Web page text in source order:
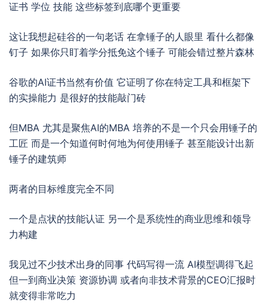
证书 学位 技能 这些标签到底哪个更重要
这让我想起硅谷的一句老话 在拿锤子的人眼里 看什么都像
钉子 如果你只盯着学分抵免这个锤子 可能会错过整片森林
谷歌的AI证书当然有价值 它证明了你在特定工具和框架下
的实操能力 是很好的技能敲门砖
但MBA 尤其是聚焦AI的MBA 培养的不是一个只会用锤子的
工匠 而是一个知道何时何地为何使用锤子 甚至能设计出新
锤子的建筑师
两者的目标维度完全不同
一个是点状的技能认证 另一个是系统性的商业思维和领导
力构建
我见过不少技术出身的同事 代码写得一流 AI模型调得飞起
但一到商业决策 资源协调 或者向非技术背景的CEO汇报时
就变得非常吃力